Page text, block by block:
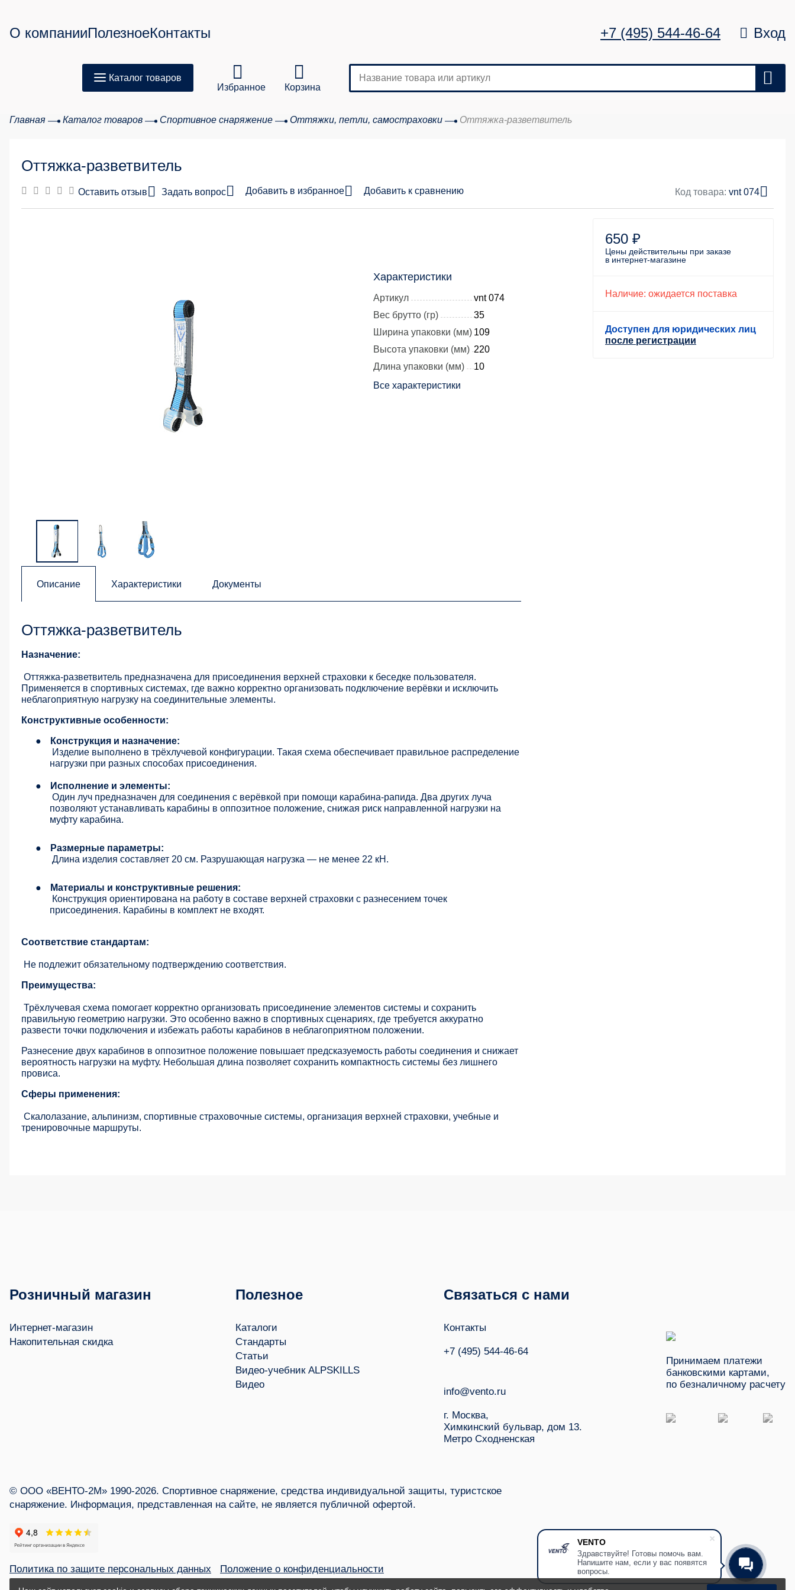
VENTO
Здравствуйте! Готовы помочь вам.
Напишите нам, если у вас появятся
вопросы.
О компанииПолезноеКонтакты +7 (495) 544-46-64 Вход
Каталог товаров
Избранное
Корзина
Главная Каталог товаров Спортивное снаряжение Оттяжки, петли, самостраховки Оттяжка-разветвитель
Оттяжка-разветвитель
Оставить отзыв Задать вопрос Добавить в избранное Добавить к сравнению Код товара: vnt 074
Характеристики
Артикул
vnt 074
Вес брутто (гр)
35
Ширина упаковки (мм) 109
Высота упаковки (мм) 220
Длина упаковки (мм)
10
Все характеристики
650 ₽
Цены действительны при заказе
в интернет-магазине
Наличие: ожидается поставка
Доступен для юридических лиц
после регистрации
Описание Характеристики Документы
Оттяжка-разветвитель
Назначение:
Оттяжка-разветвитель предназначена для присоединения верхней страховки к беседке пользователя.
Применяется в спортивных системах, где важно корректно организовать подключение верёвки и исключить
неблагоприятную нагрузку на соединительные элементы.
Конструктивные особенности:
●
Конструкция и назначение:
Изделие выполнено в трёхлучевой конфигурации. Такая схема обеспечивает правильное распределение
нагрузки при разных способах присоединения.
●
Исполнение и элементы:
Один луч предназначен для соединения с верёвкой при помощи карабина-рапида. Два других луча
позволяют устанавливать карабины в оппозитное положение, снижая риск направленной нагрузки на
муфту карабина.
●
Размерные параметры:
Длина изделия составляет 20 см. Разрушающая нагрузка — не менее 22 кН.
●
Материалы и конструктивные решения:
Конструкция ориентирована на работу в составе верхней страховки с разнесением точек
присоединения. Карабины в комплект не входят.
Соответствие стандартам:
Не подлежит обязательному подтверждению соответствия.
Преимущества:
Трёхлучевая схема помогает корректно организовать присоединение элементов системы и сохранить
правильную геометрию нагрузки. Это особенно важно в спортивных сценариях, где требуется аккуратно
развести точки подключения и избежать работы карабинов в неблагоприятном положении.
Разнесение двух карабинов в оппозитное положение повышает предсказуемость работы соединения и снижает
вероятность нагрузки на муфту. Небольшая длина позволяет сохранить компактность системы без лишнего
провиса.
Сферы применения:
Скалолазание, альпинизм, спортивные страховочные системы, организация верхней страховки, учебные и
тренировочные маршруты.
Розничный магазин
Интернет-магазин
Накопительная скидка
Полезное
Каталоги
Стандарты
Статьи
Видео-учебник ALPSKILLS
Видео
Связаться с нами
Контакты
+7 (495) 544-46-64
info@vento.ru
г. Москва,
Химкинский бульвар, дом 13.
Метро Сходненская
Принимаем платежи
банковскими картами,
по безналичному расчету
© ООО «ВЕНТО-2М» 1990-2026. Спортивное снаряжение, средства индивидуальной защиты, туристское
снаряжение. Информация, представленная на сайте, не является публичной офертой.
Политика по защите персональных данных Положение о конфиденциальности